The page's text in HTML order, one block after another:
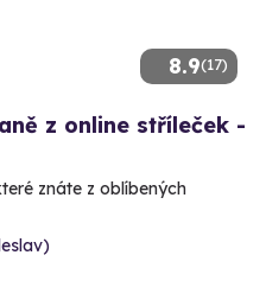
8.9(17)
z online stříleček -
znáte z oblíbených